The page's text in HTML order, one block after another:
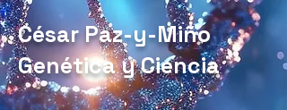
César Paz-y-Miño
Genética y Ciencia